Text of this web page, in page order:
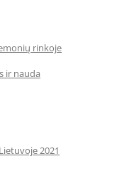
rinkoje
ir nauda
2021